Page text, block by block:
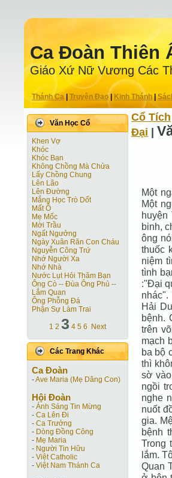
Ca Ðoàn Thiên
Giáo Xứ Nữ Vương Các
Thánh Ca Truyện Ðạo| Kinh Thánh
Văn Học Cổ
Khen Vợ
Khóc
Khóc Bạn
Không Chồng Mà Chửa
Lấy Chồng Chung
Lên Lão
Lên Đường
Mắng Học Trò Dốt
Mất Ô
Mẹ Mốc
Mời Trầu
Ngất Ngưởng
Ngày Xuân Răn Con Cháu
Nguyễn Công Trứ
Nhớ Người Xa
Nhớ Nhà
Nước Lụt Hỏi Thăm Bạn
Ông Cò -- Đùa Ông Phủ --
Lắm Quan
Ông Phỗng Đá
Phận Sự Làm Trai
1 2 3 4 5 6 Next
Các Trang Khác
Ca Ðoàn
-Ave Maria (Mẹ Dâng Con)
Hội Ðoàn
- Ánh Sáng Tin Mừng
- Ca Lên Đi
- Ca Trưởng
- Dòng Đồng Công
- Mẹ Maria
- Người Tin Hữu
- Việt Catholic
- Việt Nam Thánh Ca
Cổ Tích
Ðại
Một
Một
binh,
ông
thuốc
niệm
tình
:"Đại
Hải
bệnh.
trên
mạch
ba bộ
thì
sờ
ngồi
nghe
nuốt
gia.
bệnh
Trong
lắm.
Quan